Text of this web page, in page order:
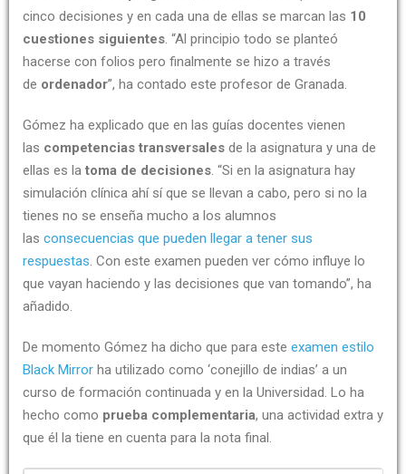
cinco decisiones y en cada una de ellas se marcan las 10
cuestiones siguientes. “Al principio todo se planteó
hacerse con folios pero finalmente se hizo a través
de ordenador”, ha contado este profesor de Granada.
Gómez ha explicado que en las guías docentes vienen
las competencias transversales de la asignatura y una de
ellas es la toma de decisiones. “Si en la asignatura hay
simulación clínica ahí sí que se llevan a cabo, pero si no la
tienes no se enseña mucho a los alumnos
las consecuencias que pueden llegar a tener sus
respuestas. Con este examen pueden ver cómo influye lo
que vayan haciendo y las decisiones que van tomando”, ha
añadido.
De momento Gómez ha dicho que para este examen estilo
Black Mirror ha utilizado como ‘conejillo de indias’ a un
curso de formación continuada y en la Universidad. Lo ha
hecho como prueba complementaria, una actividad extra y
que él la tiene en cuenta para la nota final.